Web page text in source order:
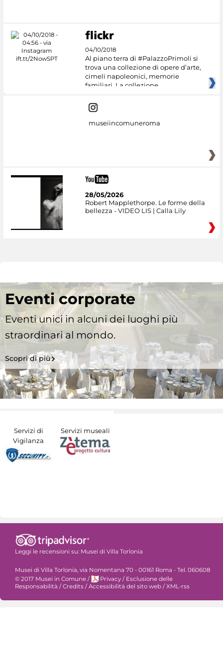
04/10/2018
Al piano terra di #PalazzoPrimoli si
trova una collezione di opere d’arte,
cimeli napoleonici, memorie
familiari. La collezione
museiincomuneroma
28/05/2026
Robert Mapplethorpe. Le forme della
bellezza - VIDEO LIS | Calla Lily
Eventi corporate
Eventi unici in alcuni dei luoghi più
straordinari al mondo.
Scopri di più
Servizi di
Vigilanza
Servizi museali
Leggi le recensioni su: Musei di Villa Torlonia
Musei di Villa Torlonia, via Nomentana 70 - 00161 Roma - Tel. 060608
© 2017 Musei in Comune / Privacy / Esclusione delle
Responsabilità / Credits / Accessibilità del sito web / XML-rss